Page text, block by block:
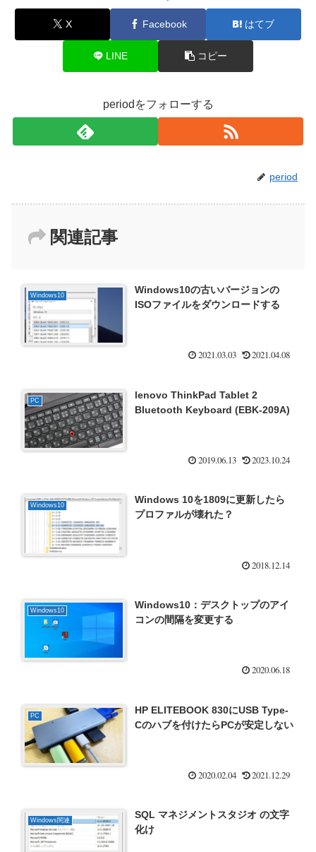
X Facebook はてブ
LINE コピー
periodをフォローする
period
関連記事
Windows10
Windows10の古いバージョンの
ISOファイルをダウンロードする
2021.03.03 2021.04.08
PC
lenovo ThinkPad Tablet 2
Bluetooth Keyboard (EBK-209A)
2019.06.13 2023.10.24
Windows10
Windows 10を1809に更新したら
プロファルが壊れた？
2018.12.14
Windows10
Windows10：デスクトップのアイ
コンの間隔を変更する
2020.06.18
PC
HP ELITEBOOK 830にUSB Type-
Cのハブを付けたらPCが安定しない
2020.02.04 2021.12.29
Windows関連
SQL マネジメントスタジオ の文字
化け